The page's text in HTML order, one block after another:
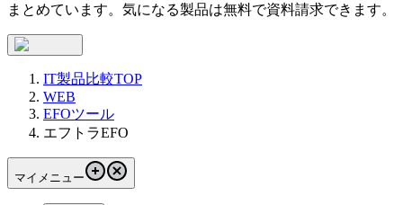
まとめています。気になる製品は無料で資料請求できます。
IT製品比較TOP
WEB
EFOツール
エフトラEFO
マイメニュー